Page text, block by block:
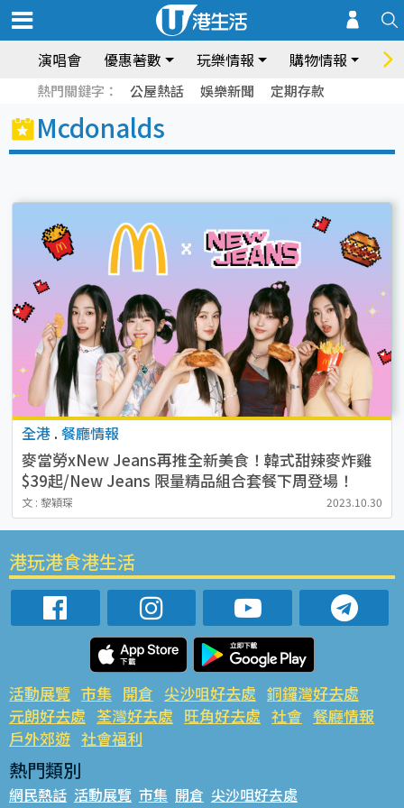
演唱會 優惠著數 玩樂情報 購物情報 飲
熱門關鍵字： 公屋熱話 娛樂新聞 定期存款
Mcdonalds
全港 . 餐廳情報
麥當勞xNew Jeans再推全新美食！韓式甜辣麥炸雞
$39起/New Jeans 限量精品組合套餐下周登場！
文 : 黎穎琛 2023.10.30
港玩港食港生活
活動展覽 市集 開倉 尖沙咀好去處 銅鑼灣好去處
元朗好去處 荃灣好去處 旺角好去處 社會 餐廳情報
戶外郊遊 社會福利
熱門類別
網民熱話 活動展覽 市集 開倉 尖沙咀好去處